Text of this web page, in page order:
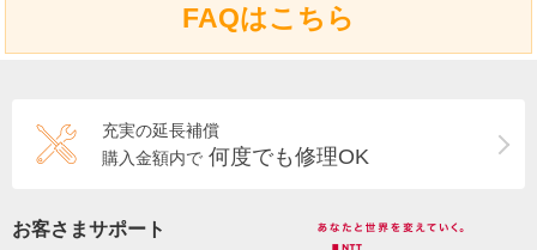
FAQはこちら
充実の延長補償
購入金額内で 何度でも修理OK
お客さまサポート